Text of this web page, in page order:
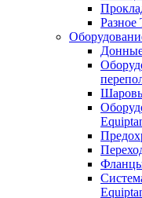
Разное